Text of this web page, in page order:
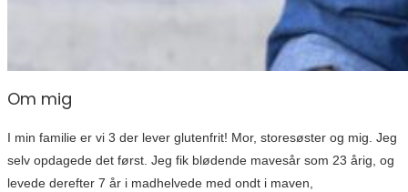
Om mig
I min familie er vi 3 der lever glutenfrit! Mor, storesøster og mig. Jeg
selv opdagede det først. Jeg fik blødende mavesår som 23 årig, og
levede derefter 7 år i madhelvede med ondt i maven,